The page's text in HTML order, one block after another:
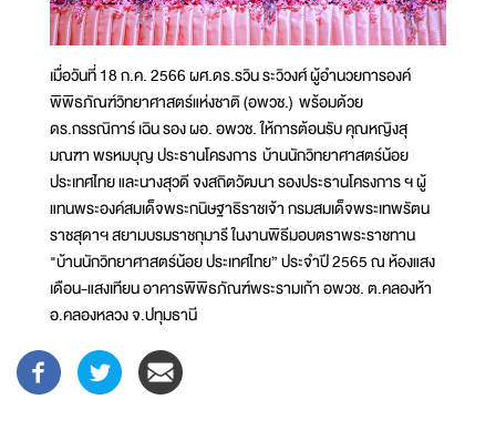
เมื่อวันที่ 18 ก.ค. 2566 ผศ.ดร.รวิน ระวิวงศ์ ผู้อำนวยการองค์
พิพิธภัณฑ์วิทยาศาสตร์แห่งชาติ (อพวช.) พร้อมด้วย
ดร.กรรณิการ์ เฉิน รอง ผอ. อพวช. ให้การต้อนรับ คุณหญิงสุ
มณฑา พรหมบุญ ประธานโครงการ บ้านนักวิทยาศาสตร์น้อย
ประเทศไทย และนางสุวดี จงสถิตวัฒนา รองประธานโครงการ ฯ ผู้
แทนพระองค์สมเด็จพระกนิษฐาธิราชเจ้า กรมสมเด็จพระเทพรัตน
ราชสุดาฯ สยามบรมราชกุมารี ในงานพิธีมอบตราพระราชทาน
"บ้านนักวิทยาศาสตร์น้อย ประเทศไทย” ประจำปี 2565 ณ ห้องแสง
เดือน-แสงเทียน อาคารพิพิธภัณฑ์พระรามเก้า อพวช. ต.คลองห้า
อ.คลองหลวง จ.ปทุมธานี